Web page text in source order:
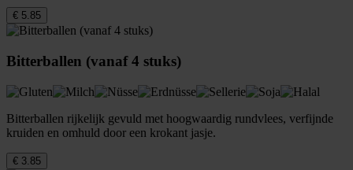
€ 5.85
Bitterballen (vanaf 4 stuks)
Bitterballen rijkelijk gevuld met hoogwaardig rundvlees, verfijnde
kruiden en omhuld door een krokant jasje.
€ 3.85